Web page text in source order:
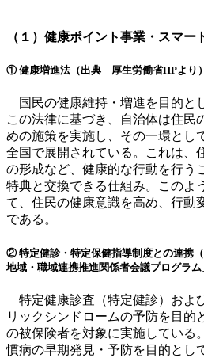
（１）健康ポイント事業・スマー
① 健康増進法（出典 厚生労働省HPより）
国民の健康維持・増進を目的と
この法律に基づき、自治体は住民
めの施策を実施し、その一環とし
全国で展開されている。これは、
の形成など、健康的な行動を行う
特典と交換できる仕組み。このよ
て、住民の健康意識を高め、行動
である。
② 特定健診・特定保健指導制度との連携
地域・職域連携推進関係者会議プログラム
特定健康診査（特定健診）およ
リックシンドロームの予防を目的
の被保険者を対象に実施している
慣病の早期発見・予防を目的とし